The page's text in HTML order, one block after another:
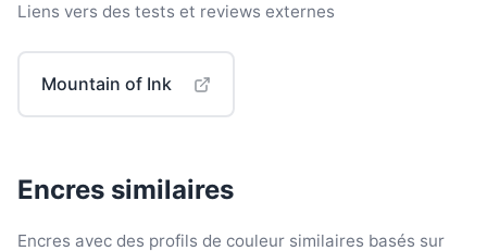
Liens vers des tests et reviews externes
Mountain of Ink
Encres similaires
Encres avec des profils de couleur similaires basés sur